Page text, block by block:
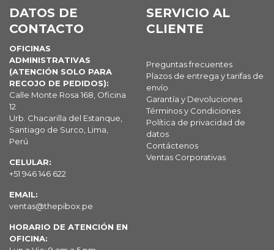
DATOS DE
CONTACTO
OFICINAS
ADMINISTRATIVAS
(ATENCIÓN SOLO PARA
RECOJO DE PEDIDOS):
Calle Monte Rosa 168, Oficina
12
Urb. Chacarilla del Estanque,
Santiago de Surco, Lima,
Perú
CELULAR:
+51 946 146 622
EMAIL:
ventas@thepibox.pe
HORARIO DE ATENCIÓN EN
OFICINA:
SERVICIO AL
CLIENTE
Preguntas frecuentes
Plazos de entrega y tarifas de
envío
Garantía y Devoluciones
Términos y Condiciones
Política de privacidad de
datos
Contáctenos
Ventas Corporativas